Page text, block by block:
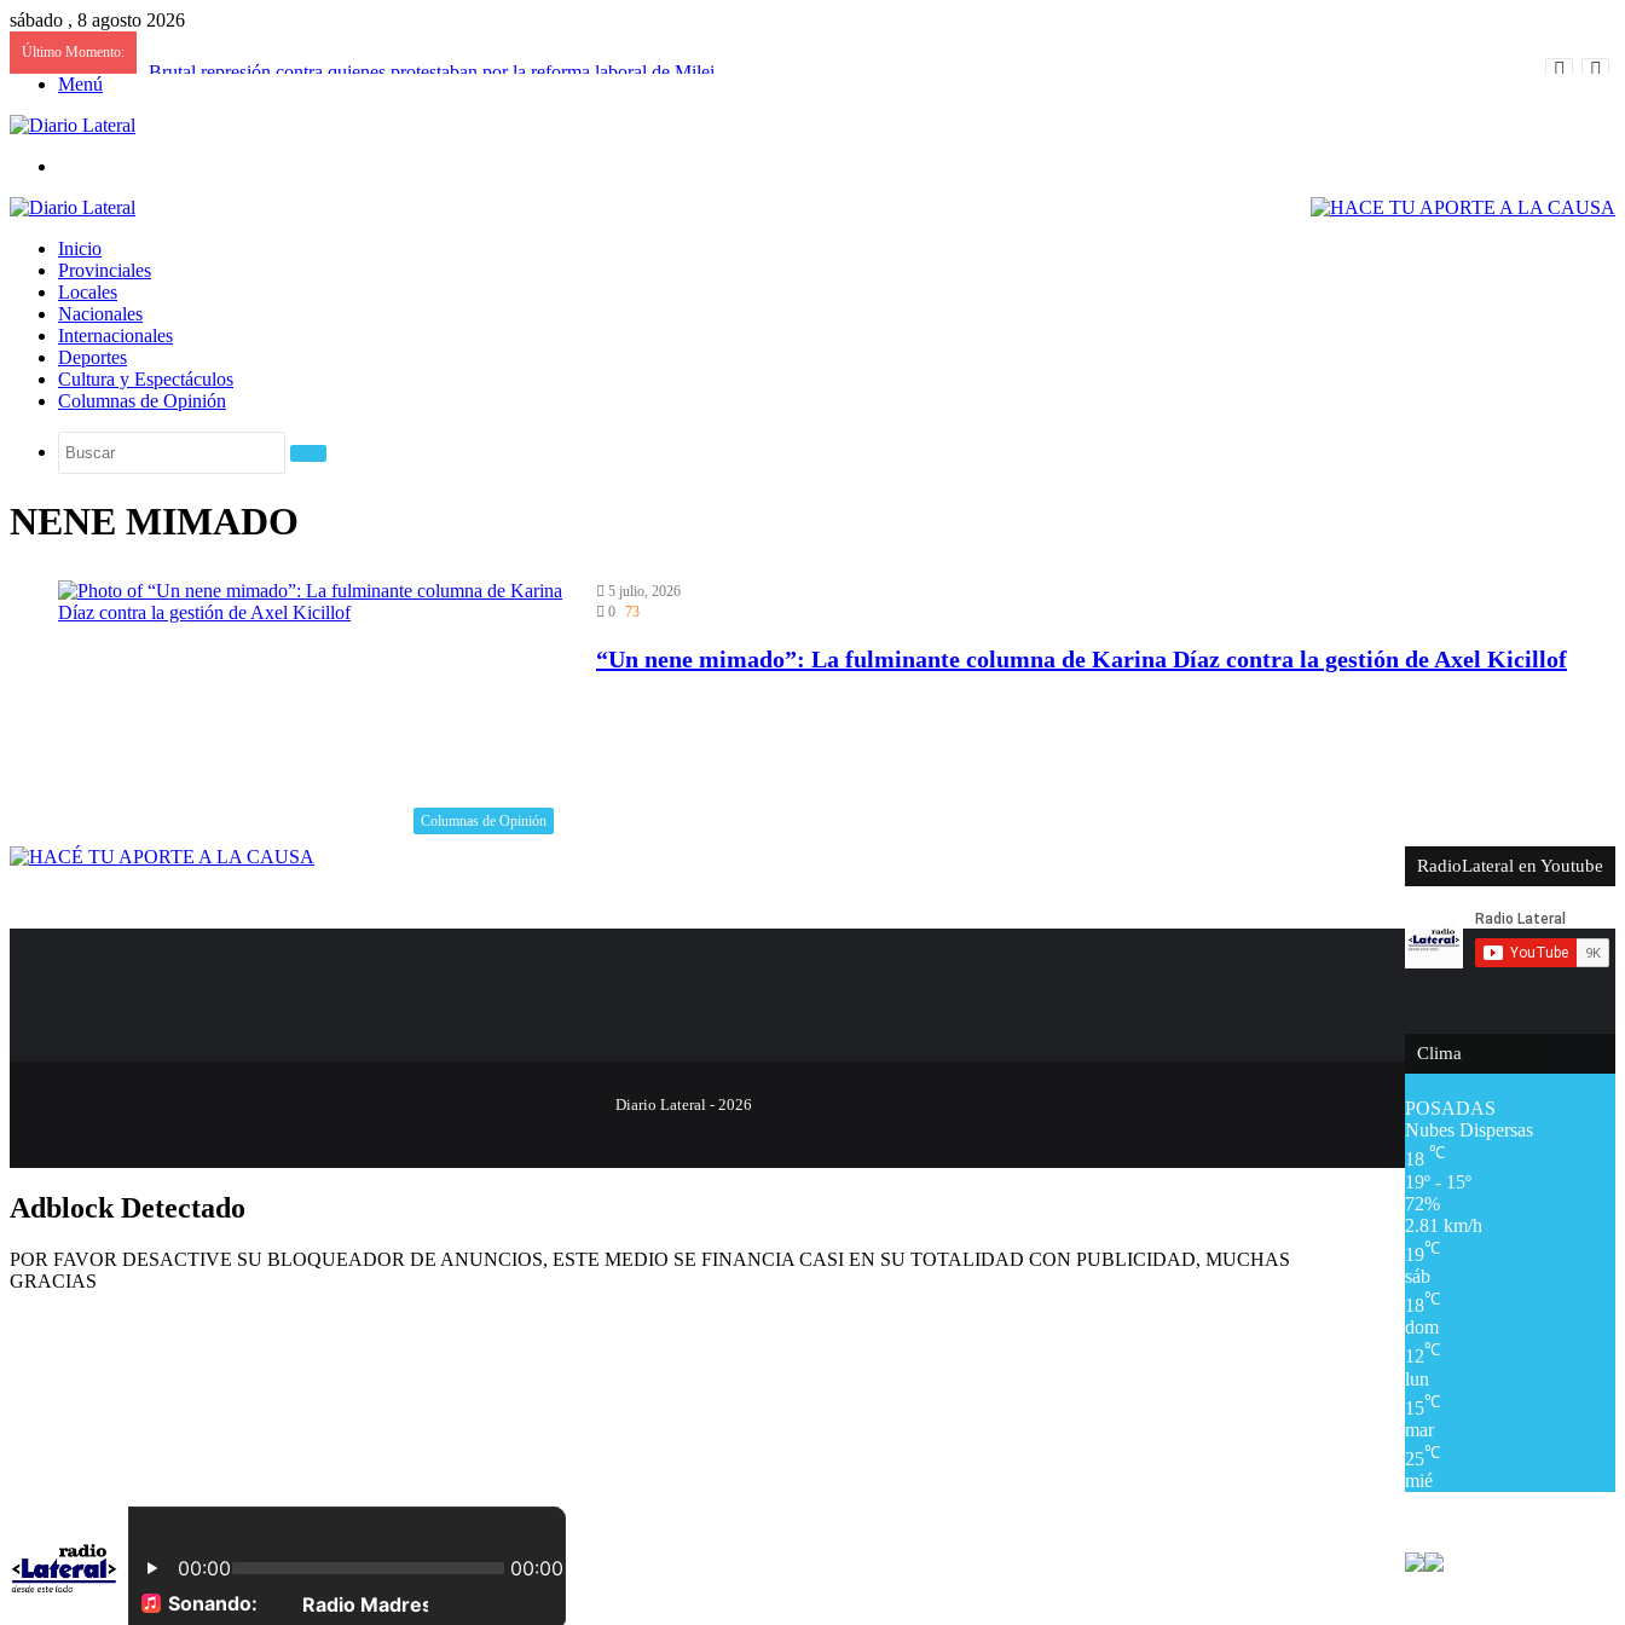
sábado , 8 agosto 2026
Último Momento:
Brutal represión contra quienes protestaban por la reforma laboral de Milei
Menú
Inicio
Provinciales
Locales
Nacionales
Internacionales
Deportes
Cultura y Espectáculos
Columnas de Opinión
Buscar
NENE MIMADO
Columnas de Opinión
5 julio, 2026
0 73
“Un nene mimado”: La fulminante columna de Karina Díaz contra la gestión de Axel Kicillof
RadioLateral en Youtube
Clima
POSADAS
Nubes Dispersas
18 ℃
19º - 15º
72%
2.81 km/h
19℃
sáb
18℃
dom
12℃
lun
15℃
mar
25℃
mié
Diario Lateral - 2026
Adblock Detectado
POR FAVOR DESACTIVE SU BLOQUEADOR DE ANUNCIOS, ESTE MEDIO SE FINANCIA CASI EN SU TOTALIDAD CON PUBLICIDAD, MUCHAS
GRACIAS